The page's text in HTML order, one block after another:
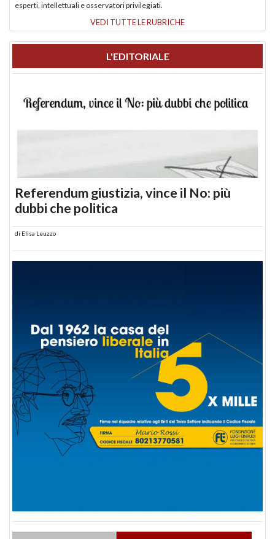
esperti, intellettuali e osservatori privilegiati.
VEDI TUTTE LE RUBRICHE
L'EDITORIALE
Referendum giustizia, vince il No: più
dubbi che politica
di Elisa Leuzzo